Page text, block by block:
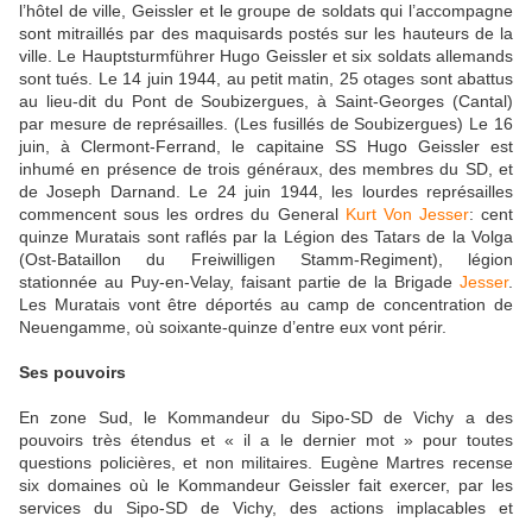
l’hôtel de ville, Geissler et le groupe de soldats qui l’accompagne
sont mitraillés par des maquisards postés sur les hauteurs de la
ville. Le Hauptsturmführer Hugo Geissler et six soldats allemands
sont tués. Le 14 juin 1944, au petit matin, 25 otages sont abattus
au lieu-dit du Pont de Soubizergues, à Saint-Georges (Cantal)
par mesure de représailles. (Les fusillés de Soubizergues) Le 16
juin, à Clermont-Ferrand, le capitaine SS Hugo Geissler est
inhumé en présence de trois généraux, des membres du SD, et
de Joseph Darnand. Le 24 juin 1944, les lourdes représailles
commencent sous les ordres du General Kurt Von Jesser: cent
quinze Muratais sont raflés par la Légion des Tatars de la Volga
(Ost-Bataillon du Freiwilligen Stamm-Regiment), légion
stationnée au Puy-en-Velay, faisant partie de la Brigade Jesser.
Les Muratais vont être déportés au camp de concentration de
Neuengamme, où soixante-quinze d’entre eux vont périr.
Ses pouvoirs
En zone Sud, le Kommandeur du Sipo-SD de Vichy a des
pouvoirs très étendus et « il a le dernier mot » pour toutes
questions policières, et non militaires. Eugène Martres recense
six domaines où le Kommandeur Geissler fait exercer, par les
services du Sipo-SD de Vichy, des actions implacables et